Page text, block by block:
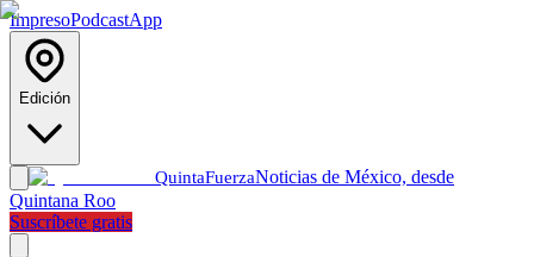
ImpresoPodcastApp
Edición
QuintaFuerzaNoticias de México, desde
Quintana Roo
Suscríbete gratis